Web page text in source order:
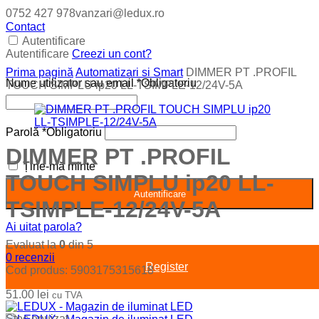
0752 427 978vanzari@ledux.ro
Contact
Autentificare
Autentificare Creezi un cont?
Nume utilizator sau email*Obligatoriu
Parolă *Obligatoriu
Ține-mă minte
Autentificare
Ai uitat parola?
Register
Prima pagină Automatizari si Smart DIMMER PT .PROFIL
TOUCH SIMPLU ip20 LL-TSIMPLE-12/24V-5A
DIMMER PT .PROFIL
TOUCH SIMPLU ip20 LL-
TSIMPLE-12/24V-5A
Evaluat la0din 5
0 recenzii
Cod produs: 5903175315618
51.00 lei cu TVA